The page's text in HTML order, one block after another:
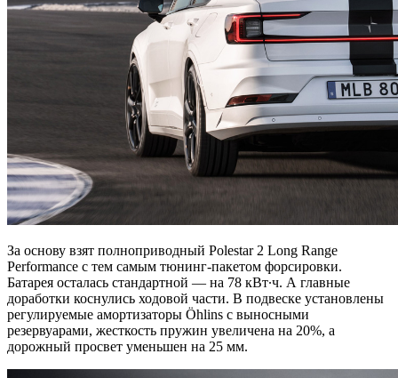
За основу взят полноприводный Polestar 2 Long Range
Performance с тем самым тюнинг-пакетом форсировки.
Батарея осталась стандартной — на 78 кВт∙ч. А главные
доработки коснулись ходовой части. В подвеске установлены
регулируемые амортизаторы Öhlins с выносными
резервуарами, жесткость пружин увеличена на 20%, а
дорожный просвет уменьшен на 25 мм.